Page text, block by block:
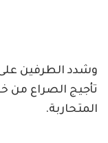
وشدد الطرفين
تأجيج الصراع من
المتحاربة.